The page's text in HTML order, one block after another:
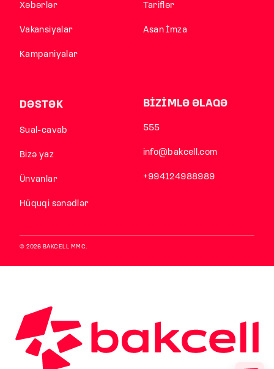
Xəbərlər
Vakansiyalar
Kampaniyalar
Tariflər
Asan İmza
DƏSTƏK
Sual-cavab
Bizə yaz
Ünvanlar
Hüquqi sənədlər
BİZİMLƏ ƏLAQƏ
555
info@bakcell.com
+994124988989
© 2026 BAKCELL MMC.